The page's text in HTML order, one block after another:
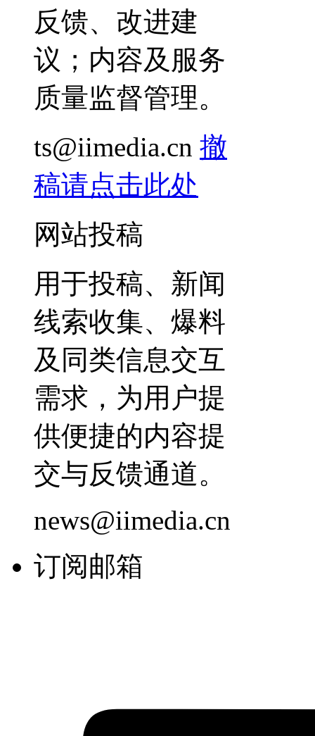
反馈、改进建
议；内容及服务
质量监督管理。
ts@iimedia.cn 撤
稿请点击此处
网站投稿
用于投稿、新闻
线索收集、爆料
及同类信息交互
需求，为用户提
供便捷的内容提
交与反馈通道。
news@iimedia.cn
订阅邮箱